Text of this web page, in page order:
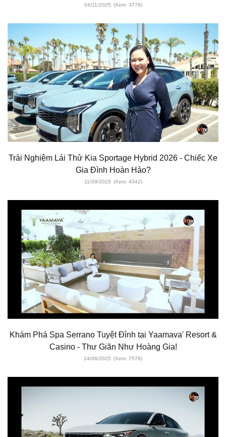
04/11/2025 (Xem: 3779)
Trải Nghiệm Lái Thử Kia Sportage Hybrid 2026 - Chiếc Xe
Gia Đình Hoàn Hảo?
11/09/2025 (Xem: 4342)
Khám Phá Spa Serrano Tuyệt Đỉnh tại Yaamava' Resort &
Casino - Thư Giãn Như Hoàng Gia!
24/06/2025 (Xem: 7579)